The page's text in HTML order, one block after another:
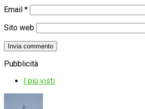
Email *
Sito web
Pubblicità
I più visti